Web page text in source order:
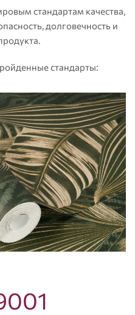
стандартам качества,
долговечность и
стандарты: